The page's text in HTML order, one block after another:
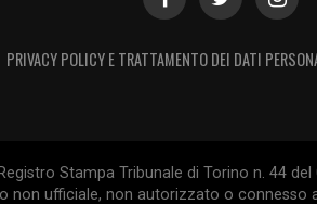
PRIVACY POLICY E TRATTAMENTO DEI DATI
Stampa Tribunale di Torino n. 44
non ufficiale, non autorizzato o connesso